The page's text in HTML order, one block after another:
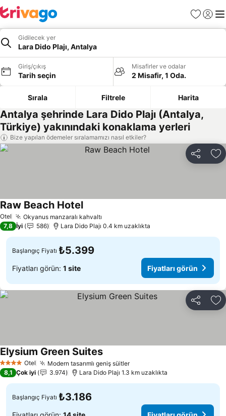
Favoriler
Giriş
Gidilecek yer
Lara Dido Plajı, Antalya
Giriş/çıkış
Tarih seçin
Misafirler ve odalar
2 Misafir, 1 Oda.
Sırala Filtrele Harita
Antalya şehrinde Lara Dido Plajı (Antalya,
Türkiye) yakınındaki konaklama yerleri
Bize yapılan ödemeler sıralamamızı nasıl etkiler?
Paylaş
Otel Okyanus manzaralı kahvaltı
Raw Beach Hotel
7,8 İyi 586 Lara Dido Plajı 0.4 km uzaklıkta
Başlangıç Fiyatı ₺5.399
Fiyatları görün: 1 site Fiyatları görün
Paylaş
4 Yıldız Otel Modern tasarımlı geniş süitler
Elysium Green Suites
8,1 Çok iyi 3.974 Lara Dido Plajı 1.3 km uzaklıkta
Başlangıç Fiyatı ₺3.186